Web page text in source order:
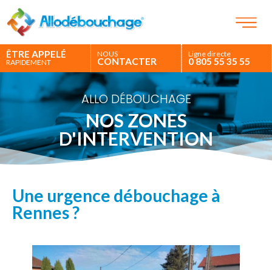
ÊTRE APPELÉ
RAPIDEMENT
NOUS
CONTACTER
Ligne directe
0 805 55 35 55
ALLO DÉBOUCHAGE
NOS ZONES
D'INTERVENTION
Une urgence débouchage à
Rennes ?